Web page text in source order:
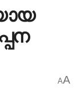
AA